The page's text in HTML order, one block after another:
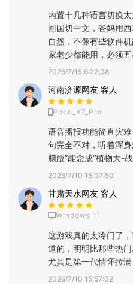
内置十几种语言切换
回国切中文，爸妈用
自然，不像有些软件
家老少都能用，必须五
2026/7/15 6:22:08
河南济源网友 客人
Poco_X7_Pro
语音播报功能简直灾
句完全不对，听着浑
脑版”能念成“植物大-
2026/7/10 15:07:50
甘肃天水网友 客人
Windows 11
这游戏真的太冷门了
道的，明明比那些热
尤其是第一代情怀拉满
2026/7/10 15:57:02